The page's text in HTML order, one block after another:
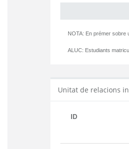
NOTA: En prémer sobre
ALUC: Estudiants
Unitat de relacions
ID